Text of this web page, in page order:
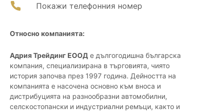
Покажи телефонния номер
Относно компанията:
Адрия Трейдинг ЕООД е дългогодишна българска
компания, специализирана в търговията, чиято
история започва през 1997 година. Дейността на
компанията е насочена основно към вноса и
дистрибуцията на разнообразни автомобилни,
селскостопански и индустриални ремъци, както и